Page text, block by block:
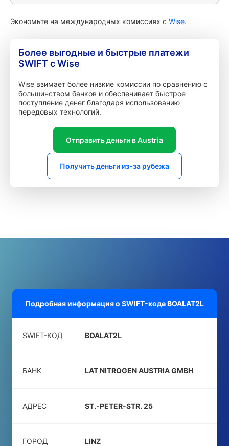
Экономьте на международных комиссиях с Wise.
Более выгодные и быстрые платежи
SWIFT с Wise
Wise взимает более низкие комиссии по сравнению с
большинством банков и обеспечивает быстрое
поступление денег благодаря использованию
передовых технологий.
Отправить деньги в Austria
Получить деньги из-за рубежа
Подробная информация о SWIFT-кодеBOALAT2L
SWIFT-КОД BOALAT2L
БАНК LAT NITROGEN AUSTRIA GMBH
АДРЕС ST.-PETER-STR. 25
ГОРОД LINZ